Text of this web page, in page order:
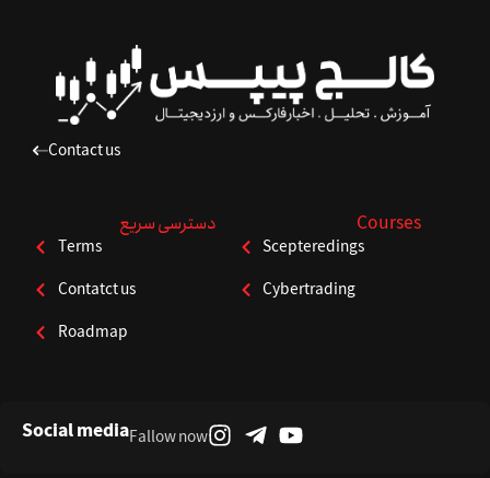
Contact us
دسترسی سریع
Terms
Contatct us
Roadmap
Courses
Scepteredings
Cybertrading
Social mediaFallow now